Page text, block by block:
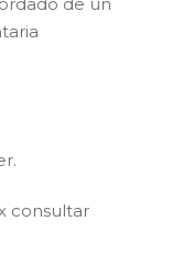
consultar